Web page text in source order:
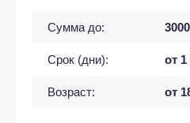
Сумма до:
Срок (дни): от
Возраст: от